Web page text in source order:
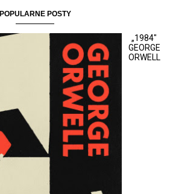
POPULARNE POSTY
„1984"
GEORGE
ORWELL